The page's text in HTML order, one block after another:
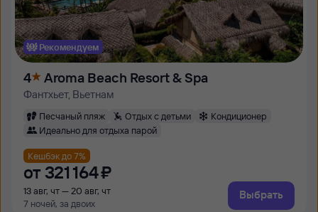
Рекомендуем
4 Aroma Beach Resort & Spa
Фантхьет, Вьетнам
Песчаный пляж Отдых с детьми
Кондиционер
Идеально для отдыха парой
Кешбэк до 7%
от 321 ⁠164 ⁠₽
13 авг, чт — 20 авг, чт
7 ночей, за двоих
Выбрать